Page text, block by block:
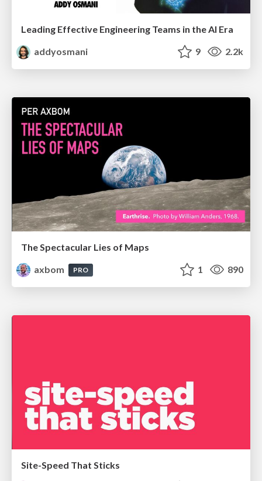
Leading Effective Engineering Teams in the AI Era
addyosmani
9 2.2k
The Spectacular Lies of Maps
axbom
PRO 1 890
Site-Speed That Sticks